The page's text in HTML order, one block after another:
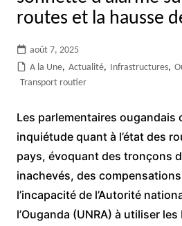
routes et la hausse
août 7, 2025
A la Une, Actualité, Infrastructures,
Transport routier
Les parlementaires ougandais
inquiétude quant à l’état des
pays, évoquant des tronçons
inachevés, des
l’incapacité de l’Autorité
l’Ouganda (UNRA) à utiliser